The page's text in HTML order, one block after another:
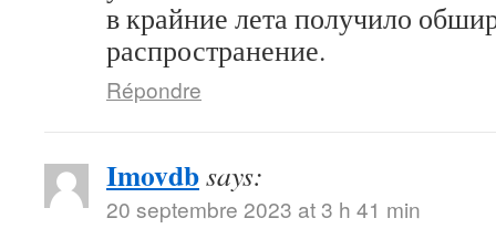
в крайние лета получило
распространение.
Répondre
Imovdbsays:
20 septembre 2023 at 3 h 41 min